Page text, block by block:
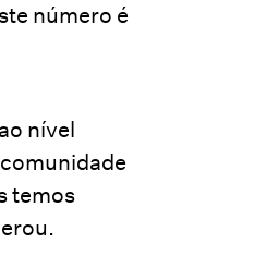
número é
nível
temos